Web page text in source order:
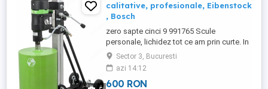
calitative, profesionale, Eibenstock
, Bosch
zero sapte cinci 9 991765 Scule
personale, lichidez tot ce am prin curte. In
mare parte cumparate din România de la
reprezentante. 1. Bormasina, carota
diamantata Eibenstock EBM 300, ( este ca
noua) motor si suport vertical cu suport
Sector 3, Bucuresti
azi 14:12
600 RON